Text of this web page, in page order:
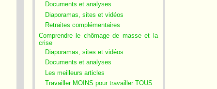
Documents et analyses
Diaporamas, sites et vidéos
Retraites complémentaires
Comprendre le chômage de masse et la
crise
Diaporamas, sites et vidéos
Documents et analyses
Les meilleurs articles
Travailler MOINS pour travailler TOUS